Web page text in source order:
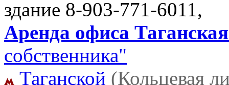
здание 8-903-771-6011,
Аренда офиса
собственника"
Таганской (Кольцевая